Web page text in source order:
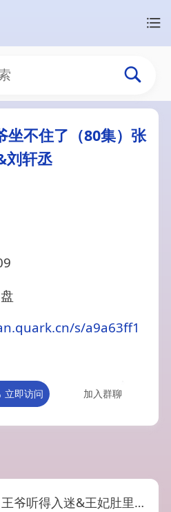
坐不住了（80集）张
刘轩丞
s/a9a63ff1
立即访问 加入群聊
肚里藏八卦王爷听得入迷（104集）AI短剧